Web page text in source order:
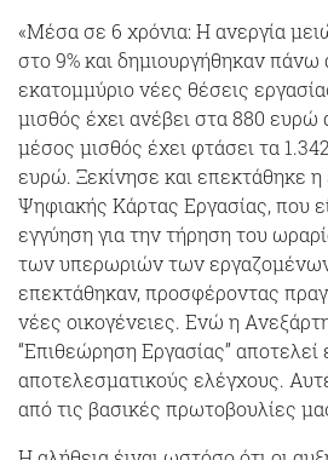
«Μέσα σε 6 χρόνια: Η ανεργία
στο 9% και δημιουργήθηκαν πάνω
εκατομμύριο νέες θέσεις
μισθός έχει ανέβει στα 880
μέσος μισθός έχει φτάσει τα
ευρώ. Ξεκίνησε και επεκτάθηκε
Ψηφιακής Κάρτας Εργασίας, που
εγγύηση για την τήρηση του
των υπερωριών των
επεκτάθηκαν, προσφέροντας
νέες οικογένειες. Ενώ η
“Επιθεώρηση Εργασίας” αποτελεί
αποτελεσματικούς ελέγχους.
από τις βασικές πρωτοβουλίες